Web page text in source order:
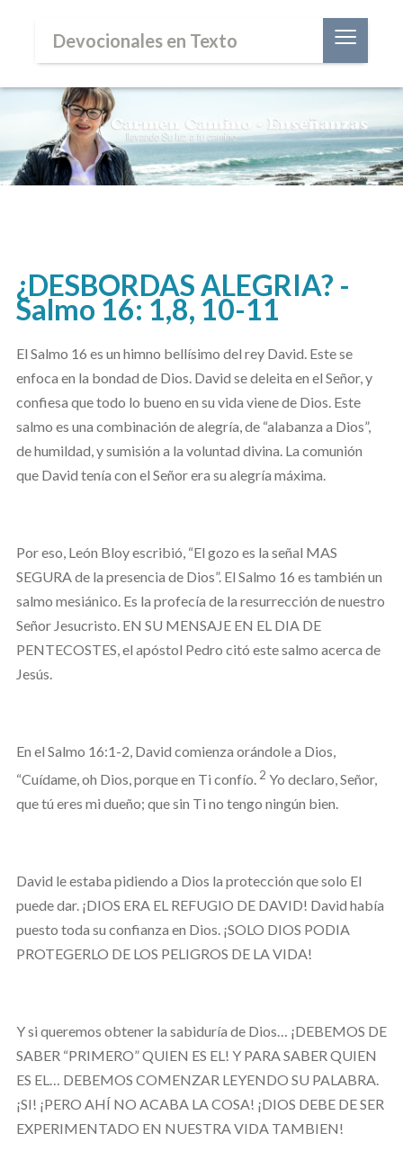
Devocionales en Texto ≡
¿DESBORDAS ALEGRIA? -
Salmo 16: 1,8, 10-11
El Salmo 16 es un himno bellísimo del rey David. Este se
enfoca en la bondad de Dios. David se deleita en el Señor, y
confiesa que todo lo bueno en su vida viene de Dios. Este
salmo es una combinación de alegría, de “alabanza a Dios”,
de humildad, y sumisión a la voluntad divina. La comunión
que David tenía con el Señor era su alegría máxima.
Por eso, León Bloy escribió, “El gozo es la señal MAS
SEGURA de la presencia de Dios”. El Salmo 16 es también un
salmo mesiánico. Es la profecía de la resurrección de nuestro
Señor Jesucristo. EN SU MENSAJE EN EL DIA DE
PENTECOSTES, el apóstol Pedro citó este salmo acerca de
Jesús.
En el Salmo 16:1-2, David comienza orándole a Dios,
“Cuídame, oh Dios, porque en Ti confío. 2 Yo declaro, Señor,
que tú eres mi dueño; que sin Ti no tengo ningún bien.
David le estaba pidiendo a Dios la protección que solo El
puede dar. ¡DIOS ERA EL REFUGIO DE DAVID! David había
puesto toda su confianza en Dios. ¡SOLO DIOS PODIA
PROTEGERLO DE LOS PELIGROS DE LA VIDA!
Y si queremos obtener la sabiduría de Dios… ¡DEBEMOS DE
SABER “PRIMERO” QUIEN ES EL! Y PARA SABER QUIEN
ES EL… DEBEMOS COMENZAR LEYENDO SU PALABRA.
¡SI! ¡PERO AHÍ NO ACABA LA COSA! ¡DIOS DEBE DE SER
EXPERIMENTADO EN NUESTRA VIDA TAMBIEN!